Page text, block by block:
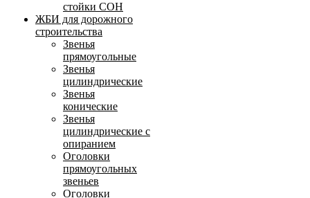
стойки СОН
ЖБИ для дорожного
строительства
Звенья
прямоугольные
Звенья
цилиндрические
Звенья
конические
Звенья
цилиндрические с
опиранием
Оголовки
прямоугольных
звеньев
Оголовки